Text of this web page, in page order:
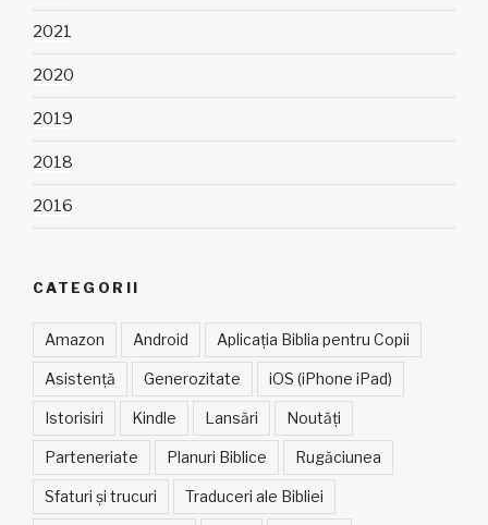
2021
2020
2019
2018
2016
CATEGORII
Amazon Android Aplicația Biblia pentru Copii
Asistență Generozitate iOS (iPhone iPad)
Istorisiri Kindle Lansări Noutăți
Parteneriate Planuri Biblice Rugăciunea
Sfaturi și trucuri Traduceri ale Bibliei